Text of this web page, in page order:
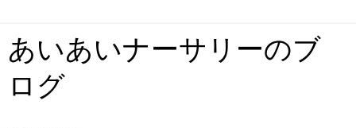
あいあいナーサリーのブ
ログ